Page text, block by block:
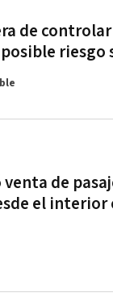
de
riesgo
de
el interior